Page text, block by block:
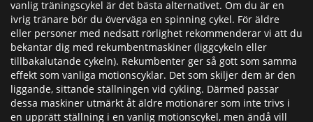
vanlig träningscykel är det bästa alternativet. Om du är en
ivrig tränare bör du överväga en spinning cykel. För äldre
eller personer med nedsatt rörlighet rekommenderar vi att du
bekantar dig med rekumbentmaskiner (liggcykeln eller
tillbakalutande cykeln). Rekumbenter ger så gott som samma
effekt som vanliga motionscyklar. Det som skiljer dem är den
liggande, sittande ställningen vid cykling. Därmed passar
dessa maskiner utmärkt åt äldre motionärer som inte trivs i
en upprätt ställning i en vanlig motionscykel, men ändå vill